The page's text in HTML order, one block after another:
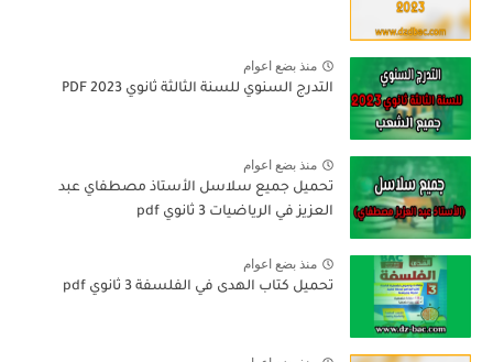
منذ بضع اعوام
التدرج السنوي للسنة الثالثة ثانوي 2023 PDF
منذ بضع اعوام
تحميل جميع سلاسل الأستاذ مصطفاي عبد
العزيز في الرياضيات 3 ثانوي pdf
منذ بضع اعوام
تحميل كتاب الهدى في الفلسفة 3 ثانوي pdf